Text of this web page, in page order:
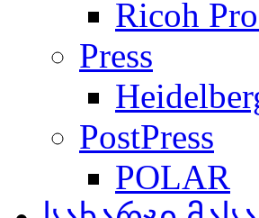
Ricoh
Press
PostPress
POLAR